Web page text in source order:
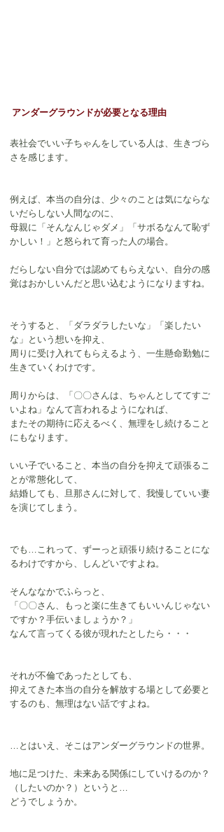
アンダーグラウンドが必要となる理由
表社会でいい子ちゃんをしている人は、生きづら
さを感じます。
例えば、本当の自分は、少々のことは気にならな
いだらしない人間なのに、
母親に「そんなんじゃダメ」「サボるなんて恥ず
かしい！」と怒られて育った人の場合。
だらしない自分では認めてもらえない、自分の感
覚はおかしいんだと思い込むようになりますね。
そうすると、「ダラダラしたいな」「楽したい
な」という想いを抑え、
周りに受け入れてもらえるよう、一生懸命勤勉に
生きていくわけです。
周りからは、「〇〇さんは、ちゃんとしててすご
いよね」なんて言われるようになれば、
またその期待に応えるべく、無理をし続けること
にもなります。
いい子でいること、本当の自分を抑えて頑張るこ
とが常態化して、
結婚しても、旦那さんに対して、我慢していい妻
を演じてしまう。
でも…これって、ずーっと頑張り続けることにな
るわけですから、しんどいですよね。
そんななかでふらっと、
「〇〇さん、もっと楽に生きてもいいんじゃない
ですか？手伝いましょうか？」
なんて言ってくる彼が現れたとしたら・・・
それが不倫であったとしても、
抑えてきた本当の自分を解放する場として必要と
するのも、無理はない話ですよね。
…とはいえ、そこはアンダーグラウンドの世界。
地に足つけた、未来ある関係にしていけるのか？
（したいのか？）というと…
どうでしょうか。